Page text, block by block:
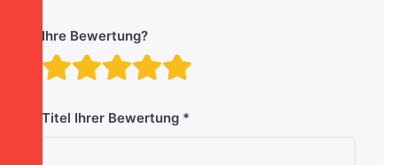
Ihre Bewertung?
Bewertung: 4 von
Bewertung: 3 von 5
Bewertung: 2 von 5
Bewertung: 1 von 5
Titel Ihrer Bewertung